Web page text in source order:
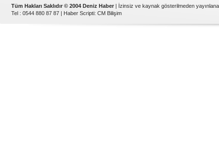
Tüm Hakları Saklıdır © 2004 Deniz Haber | İzinsiz ve kaynak gösterilmeden
Tel : 0544 880 87 87 | Haber Scripti: CM Bilişim